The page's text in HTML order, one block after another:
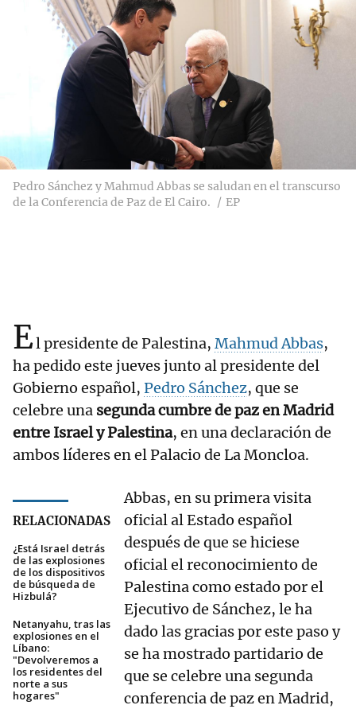
Pedro Sánchez y Mahmud Abbas se saludan en el transcurso
de la Conferencia de Paz de El Cairo.
EP
El presidente de Palestina, Mahmud Abbas,
ha pedido este jueves junto al presidente del
Gobierno español, Pedro Sánchez, que se
celebre una segunda cumbre de paz en Madrid
entre Israel y Palestina, en una declaración de
ambos líderes en el Palacio de La Moncloa.
RELACIONADAS
¿Está Israel detrás
de las explosiones
de los dispositivos
de búsqueda de
Hizbulá?
Netanyahu, tras las
explosiones en el
Líbano:
"Devolveremos a
los residentes del
norte a sus
hogares"
Abbas, en su primera visita
oficial al Estado español
después de que se hiciese
oficial el reconocimiento de
Palestina como estado por el
Ejecutivo de Sánchez, le ha
dado las gracias por este paso y
se ha mostrado partidario de
que se celebre una segunda
conferencia de paz en Madrid,